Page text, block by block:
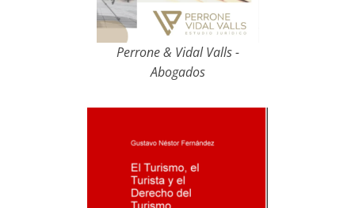
Perrone & Vidal Valls -
Abogados